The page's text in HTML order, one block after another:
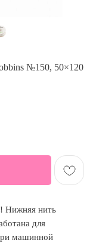
№150, 50×120
Нижняя нить
для
машинной